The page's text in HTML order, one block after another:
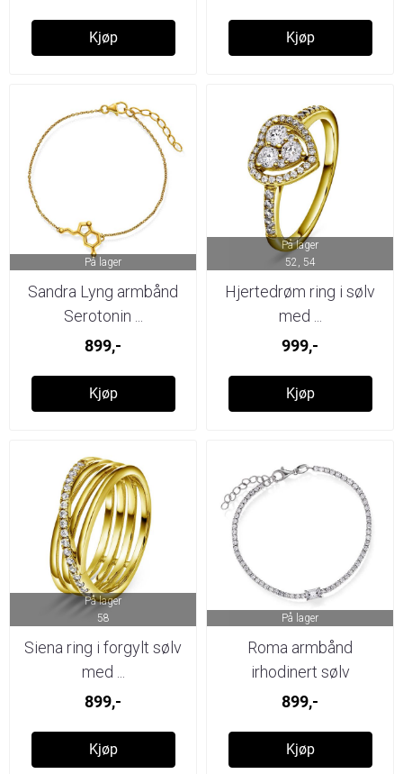
Kjøp Kjøp
På lager
Sandra Lyng armbånd
Serotonin ...
899,-
Kjøp
På lager
52, 54
Hjertedrøm ring i sølv
med ...
999,-
Kjøp
På lager
58
Siena ring i forgylt sølv
med ...
899,-
Kjøp
På lager
Roma armbånd
irhodinert sølv
899,-
Kjøp